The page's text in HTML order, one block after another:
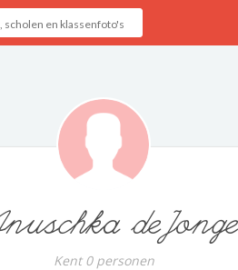
deJonge
Kent 0 personen